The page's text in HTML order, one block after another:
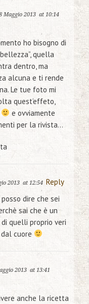
Maggio 2013 at 10:14
ho bisogno di
quella
dentro, ma
alcuna e ti rende
Le tue foto mi
quest’effeto,
e ovviamente
per la rivista…
2013 at 12:54 Reply
dire che sei
sai che è un
quelli proprio veri
cuore
2013 at 13:41
anche la ricetta